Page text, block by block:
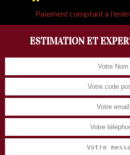
Paiement comptant à
ESTIMATION ET